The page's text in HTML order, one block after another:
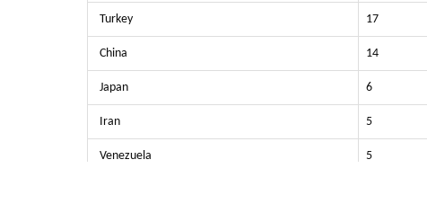
Turkey 17
China 14
Japan 6
Iran 5
Venezuela 5